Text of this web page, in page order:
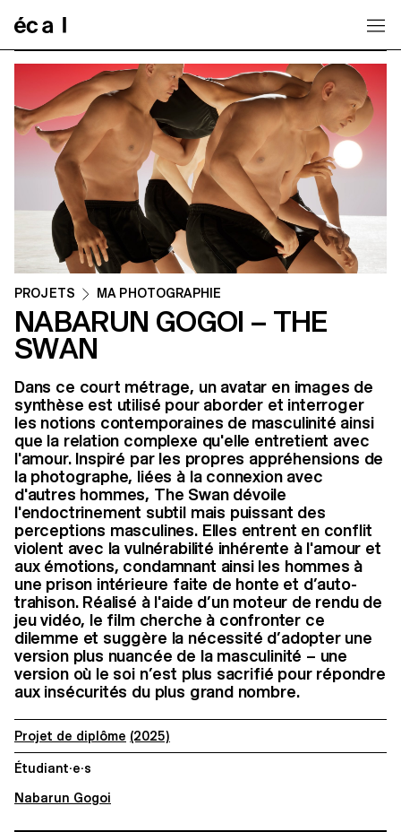
PROJETS MA PHOTOGRAPHIE
NABARUN GOGOI – THE
SWAN
Dans ce court métrage, un avatar en images de
synthèse est utilisé pour aborder et interroger
les notions contemporaines de masculinité ainsi
que la relation complexe qu'elle entretient avec
l'amour. Inspiré par les propres appréhensions de
la photographe, liées à la connexion avec
d'autres hommes, The Swan dévoile
l'endoctrinement subtil mais puissant des
perceptions masculines. Elles entrent en conflit
violent avec la vulnérabilité inhérente à l'amour et
aux émotions, condamnant ainsi les hommes à
une prison intérieure faite de honte et d’auto-
trahison. Réalisé à l'aide d’un moteur de rendu de
jeu vidéo, le film cherche à confronter ce
dilemme et suggère la nécessité d’adopter une
version plus nuancée de la masculinité – une
version où le soi n’est plus sacrifié pour répondre
aux insécurités du plus grand nombre.
Projet de diplôme (2025)
Étudiant·e·s
Nabarun Gogoi